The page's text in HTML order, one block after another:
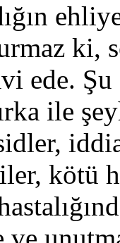
ki,
ede. Şu
ile
kötü